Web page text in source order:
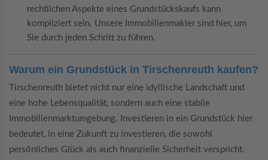
rechtlichen Aspekte eines Grundstückskaufs kann
kompliziert sein. Unsere Immobilienmakler sind hier, um
Sie durch jeden Schritt zu führen.
Warum ein Grundstück in Tirschenreuth kaufen?
Tirschenreuth bietet nicht nur eine idyllische Landschaft und
eine hohe Lebensqualität, sondern auch eine stabile
Immobilienmarktumgebung. Investieren in ein Grundstück hier
bedeutet, in eine Zukunft zu investieren, die sowohl
persönliches Glück als auch finanzielle Sicherheit verspricht.